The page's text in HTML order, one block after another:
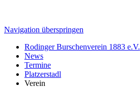
Navigation überspringen
Rodinger Burschenverein 1883 e.V.
News
Termine
Platzerstadl
Verein